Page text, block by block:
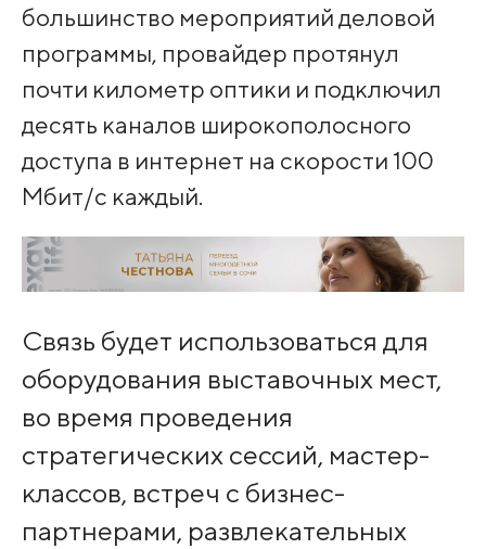
большинство мероприятий деловой
программы, провайдер протянул
почти километр оптики и подключил
десять каналов широкополосного
доступа в интернет на скорости 100
Мбит/с каждый.
Связь будет использоваться для
оборудования выставочных мест,
во время проведения
стратегических сессий, мастер-
классов, встреч с бизнес-
партнерами, развлекательных